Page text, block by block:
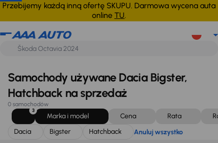
Przebijemy każdą inną ofertę SKUPU. Darmowa wycena auta
online TU.
Dacia Bigster Hatchback Anuluj wszystko
Samochody używane Dacia Bigster,
Hatchback na sprzedaż
0 samochodów
3
Marka i model Cena Rata
Dacia
Bigster Hatchback Anuluj wszystko